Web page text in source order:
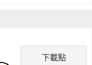
下載點